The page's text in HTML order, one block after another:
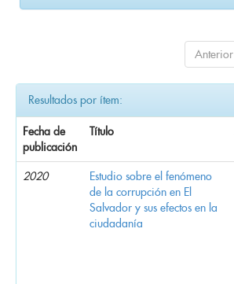
Anterior
Resultados por ítem:
Fecha de
publicación
Título
2020
Estudio sobre el fenómeno
de la corrupción en El
Salvador y sus efectos en la
ciudadanía